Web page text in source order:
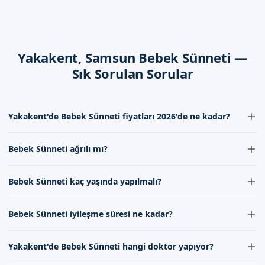
Samsun Yakakent'de Sizi Bekliyoruz
alabilirler. İletişim kanallarımızdan bize ulaşarak, bebek
Randevu formumuzdan bize ulaşabilirsiniz.
Yakakent, Samsun Bebek Sünneti —
Sık Sorulan Sorular
Yakakent'de Bebek Sünneti fiyatları 2026'de ne kadar?
experiencia ve kullanılan malzemelere göre değişebilir. En güncel
hakkında detaylı bilgi alabilmek için uzman kadromuzdan destek
alabilirsiniz.
Bebek Sünneti ağrılı mı?
anestezi uygulanır. Bu sayede bebeğiniz procedür sırasında ağrı
önlemleri alır.
Bebek Sünneti kaç yaşında yapılmalı?
süre doktorunuzun değerlendirmesine göre değişebilir. Erken
Bebek Sünneti iyileşme süresi ne kadar?
değişir. Bu süre zarfında doktorumuzun talimatlarına uymak
Yakakent'de Bebek Sünneti hangi doktor yapıyor?